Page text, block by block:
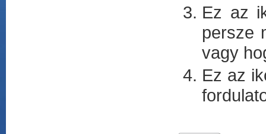
Ez az
persze
vagy
Ez az